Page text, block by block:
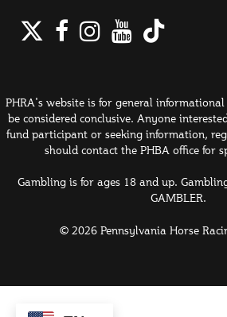
Twitter
Facebook
PHRA's website is for general
be considered conclusive. Anyone
fund participant or seeking information,
should contact the PHBA office for
Gambling is for ages 18 and up.
GAMBLER.
© 2026 Pennsylvania Horse